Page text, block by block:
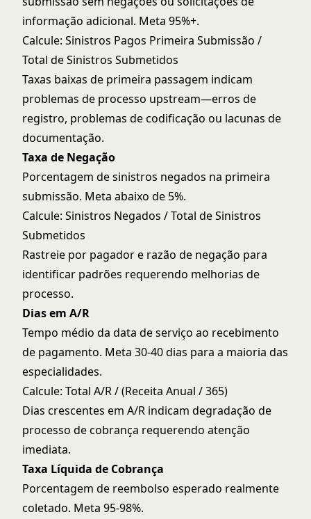
informação adicional. Meta 95%+.
Calcule: Sinistros Pagos Primeira Submissão /
Total de Sinistros Submetidos
Taxas baixas de primeira passagem indicam
problemas de processo upstream—erros de
registro, problemas de codificação ou lacunas de
documentação.
Taxa de Negação
Porcentagem de sinistros negados na primeira
submissão. Meta abaixo de 5%.
Calcule: Sinistros Negados / Total de Sinistros
Submetidos
Rastreie por pagador e razão de negação para
identificar padrões requerendo melhorias de
processo.
Dias em A/R
Tempo médio da data de serviço ao recebimento
de pagamento. Meta 30-40 dias para a maioria das
especialidades.
Calcule: Total A/R / (Receita Anual / 365)
Dias crescentes em A/R indicam degradação de
processo de cobrança requerendo atenção
imediata.
Taxa Líquida de Cobrança
Porcentagem de reembolso esperado realmente
coletado. Meta 95-98%.